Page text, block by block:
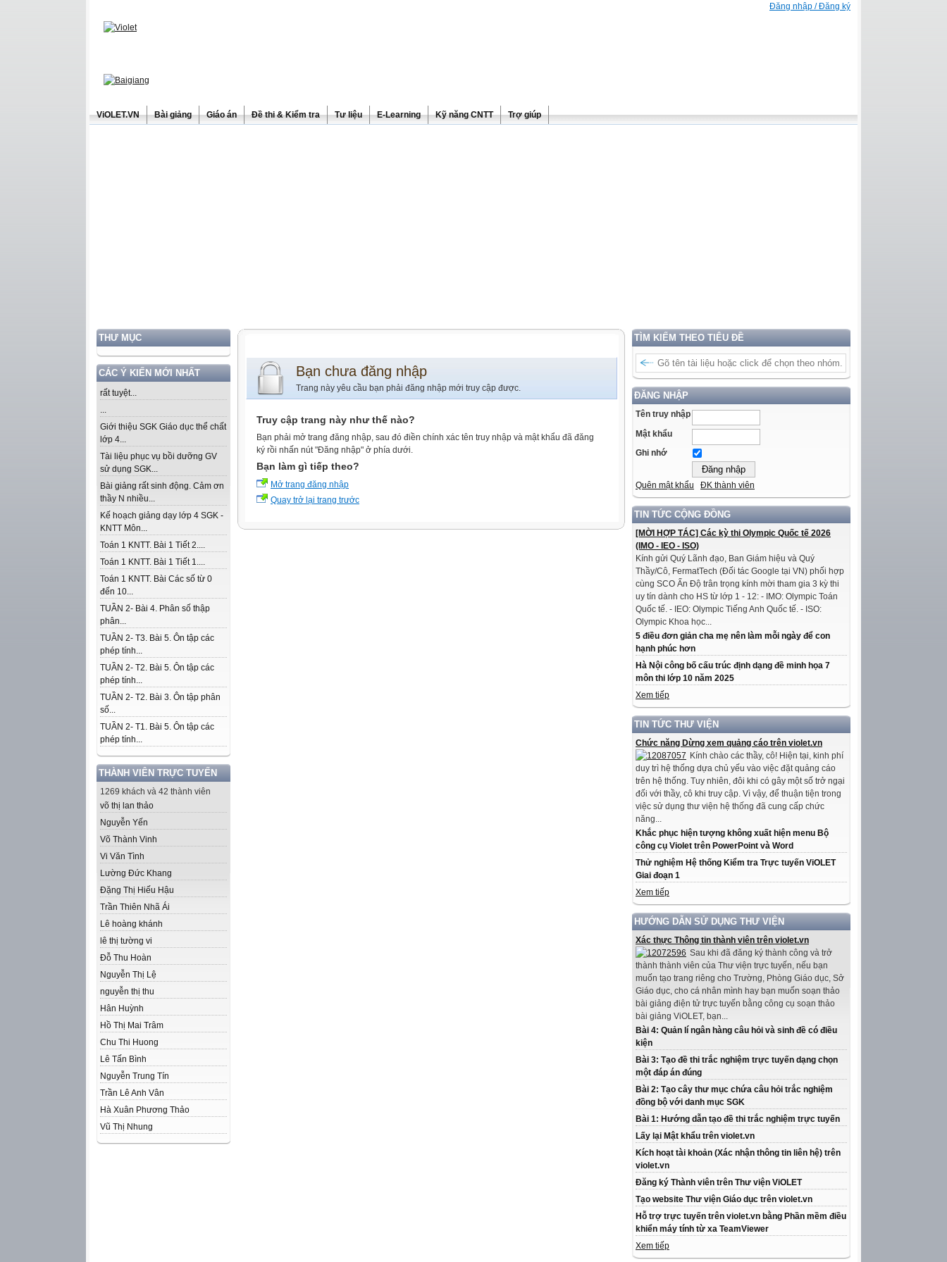
Đăng nhập / Đăng ký
ViOLET.VN Bài giảng Giáo án Đề thi & Kiểm tra Tư liệu E-Learning Kỹ năng CNTT Trợ giúp
THƯ MỤC
CÁC Ý KIẾN MỚI NHẤT
rất tuyệt...
...
Giới thiệu SGK Giáo dục thể chất
lớp 4...
Tài liệu phục vụ bồi dưỡng GV
sử dụng SGK...
Bài giảng rất sinh động. Cảm ơn
thầy N nhiều...
Kế hoạch giảng dạy lớp 4 SGK -
KNTT Môn...
Toán 1 KNTT. Bài 1 Tiết 2....
Toán 1 KNTT. Bài 1 Tiết 1....
Toán 1 KNTT. Bài Các số từ 0
đến 10...
TUẦN 2- Bài 4. Phân số thập
phân...
TUẦN 2- T3. Bài 5. Ôn tập các
phép tính...
TUẦN 2- T2. Bài 5. Ôn tập các
phép tính...
TUẦN 2- T2. Bài 3. Ôn tập phân
số...
TUẦN 2- T1. Bài 5. Ôn tập các
phép tính...
THÀNH VIÊN TRỰC TUYẾN
1269 khách và 42 thành viên
võ thị lan thảo
Nguyễn Yến
Võ Thành Vinh
Vi Văn Tình
Lường Đức Khang
Đặng Thị Hiếu Hậu
Trần Thiên Nhã Ái
Lê hoàng khánh
lê thị tường vi
Đỗ Thu Hoàn
Nguyễn Thị Lệ
nguyễn thị thu
Hân Huỳnh
Hồ Thị Mai Trâm
Chu Thi Huong
Lê Tấn Bình
Nguyễn Trung Tín
Trần Lê Anh Vân
Hà Xuân Phương Thảo
Vũ Thị Nhung
TÌM KIẾM THEO TIÊU ĐỀ
ĐĂNG NHẬP
Tên truy nhập
Mật khẩu
Ghi nhớ
Quên mật khẩu ĐK thành viên
TIN TỨC CỘNG ĐỒNG
[MỜI HỢP TÁC] Các kỳ thi Olympic Quốc tế 2026
(IMO - IEO - ISO)
Kính gửi Quý Lãnh đạo, Ban Giám hiệu và Quý
Thầy/Cô, FermatTech (Đối tác Google tại VN) phối hợp
cùng SCO Ấn Độ trân trọng kính mời tham gia 3 kỳ thi
uy tín dành cho HS từ lớp 1 - 12: - IMO: Olympic Toán
Quốc tế. - IEO: Olympic Tiếng Anh Quốc tế. - ISO:
Olympic Khoa học...
5 điều đơn giản cha mẹ nên làm mỗi ngày để con
hạnh phúc hơn
Hà Nội công bố cấu trúc định dạng đề minh họa 7
môn thi lớp 10 năm 2025
Xem tiếp
TIN TỨC THƯ VIỆN
Chức năng Dừng xem quảng cáo trên violet.vn
Kính chào các thầy, cô! Hiện tại, kinh phí
duy trì hệ thống dựa chủ yếu vào việc đặt quảng cáo
trên hệ thống. Tuy nhiên, đôi khi có gây một số trở ngại
đối với thầy, cô khi truy cập. Vì vậy, để thuận tiện trong
việc sử dụng thư viện hệ thống đã cung cấp chức
năng...
Khắc phục hiện tượng không xuất hiện menu Bộ
công cụ Violet trên PowerPoint và Word
Thử nghiệm Hệ thống Kiểm tra Trực tuyến ViOLET
Giai đoạn 1
Xem tiếp
HƯỚNG DẪN SỬ DỤNG THƯ VIỆN
Xác thực Thông tin thành viên trên violet.vn
Sau khi đã đăng ký thành công và trở
thành thành viên của Thư viện trực tuyến, nếu bạn
muốn tạo trang riêng cho Trường, Phòng Giáo dục, Sở
Giáo dục, cho cá nhân mình hay bạn muốn soạn thảo
bài giảng điện tử trực tuyến bằng công cụ soạn thảo
bài giảng ViOLET, bạn...
Bài 4: Quản lí ngân hàng câu hỏi và sinh đề có điều
kiện
Bài 3: Tạo đề thi trắc nghiệm trực tuyến dạng chọn
một đáp án đúng
Bài 2: Tạo cây thư mục chứa câu hỏi trắc nghiệm
đồng bộ với danh mục SGK
Bài 1: Hướng dẫn tạo đề thi trắc nghiệm trực tuyến
Lấy lại Mật khẩu trên violet.vn
Kích hoạt tài khoản (Xác nhận thông tin liên hệ) trên
violet.vn
Đăng ký Thành viên trên Thư viện ViOLET
Tạo website Thư viện Giáo dục trên violet.vn
Hỗ trợ trực tuyến trên violet.vn bằng Phần mềm điều
khiển máy tính từ xa TeamViewer
Xem tiếp
Bạn chưa đăng nhập
Trang này yêu cầu bạn phải đăng nhập mới truy cập được.
Truy cập trang này như thế nào?
Bạn phải mở trang đăng nhập, sau đó điền chính xác tên truy nhập và mật khẩu đã đăng
ký rồi nhấn nút "Đăng nhập" ở phía dưới.
Bạn làm gì tiếp theo?
Mở trang đăng nhập
Quay trở lại trang trước